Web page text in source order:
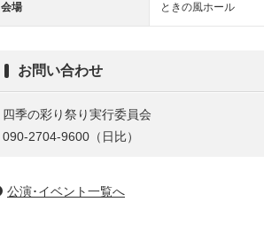
会場 ときの風ホール
お問い合わせ
四季の彩り祭り実行委員会
090-2704-9600（日比）
公演･イベント一覧へ